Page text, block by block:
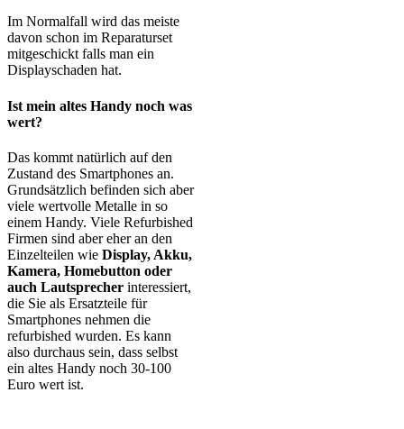
Im Normalfall wird das meiste
davon schon im Reparaturset
mitgeschickt falls man ein
Displayschaden hat.
Ist mein altes Handy noch was
wert?
Das kommt natürlich auf den
Zustand des Smartphones an.
Grundsätzlich befinden sich aber
viele wertvolle Metalle in so
einem Handy. Viele Refurbished
Firmen sind aber eher an den
Einzelteilen wie Display, Akku,
Kamera, Homebutton oder
auch Lautsprecher interessiert,
die Sie als Ersatzteile für
Smartphones nehmen die
refurbished wurden. Es kann
also durchaus sein, dass selbst
ein altes Handy noch 30-100
Euro wert ist.